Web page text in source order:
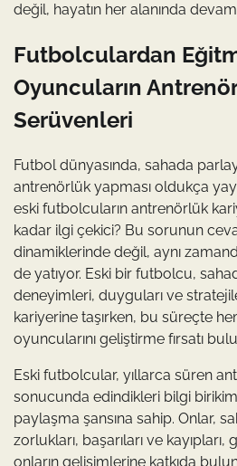
değil, hayatın her alanında
Futbolculardan
Oyuncuların
Serüvenleri
Futbol dünyasında, sahada
antrenörlük yapması oldukça
eski futbolcuların antrenörlük
kadar ilgi çekici? Bu sorunun
dinamiklerinde değil, aynı
de yatıyor. Eski bir futbolcu,
deneyimleri, duyguları ve
kariyerine taşırken, bu süreçte
oyuncularını geliştirme fırsatı
Eski futbolcular, yıllarca süren
sonucunda edindikleri bilgi
paylaşma şansına sahip. Onlar,
zorlukları, başarıları ve
onların gelişimlerine katkıda